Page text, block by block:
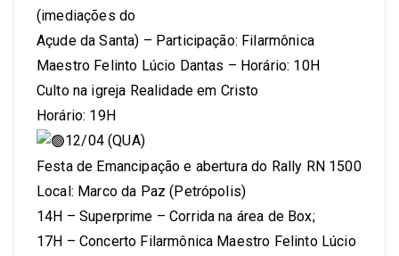
(imediações do
Açude da Santa) – Participação: Filarmônica
Maestro Felinto Lúcio Dantas – Horário: 10H
Culto na igreja Realidade em Cristo
Horário: 19H
12/04 (QUA)
Festa de Emancipação e abertura do Rally RN 1500
Local: Marco da Paz (Petrópolis)
14H – Superprime – Corrida na área de Box;
17H – Concerto Filarmônica Maestro Felinto Lúcio